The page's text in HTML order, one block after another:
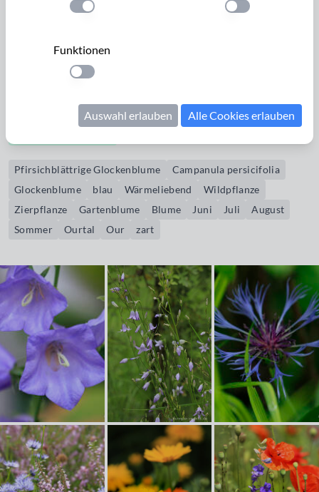
Campanula persicifolia
Wildpflanze, die oft auch als Zierpflanze angeboten wird.
Blütezeit: Juni-August Aufnahmeort: mittleresOurtal
Pfirsichblättrige Glockenblume
Campanula persicifolia
Glockenblume
blau Wärmeliebend
Wildpflanze
Zierpflanze
Gartenblume Blume Juni Juli
August
Sommer
Ourtal Our zart
Einstellung anwenden
Einstellung
Funktionen
Einstellung anwenden
Auswahl erlauben Alle Cookies erlauben